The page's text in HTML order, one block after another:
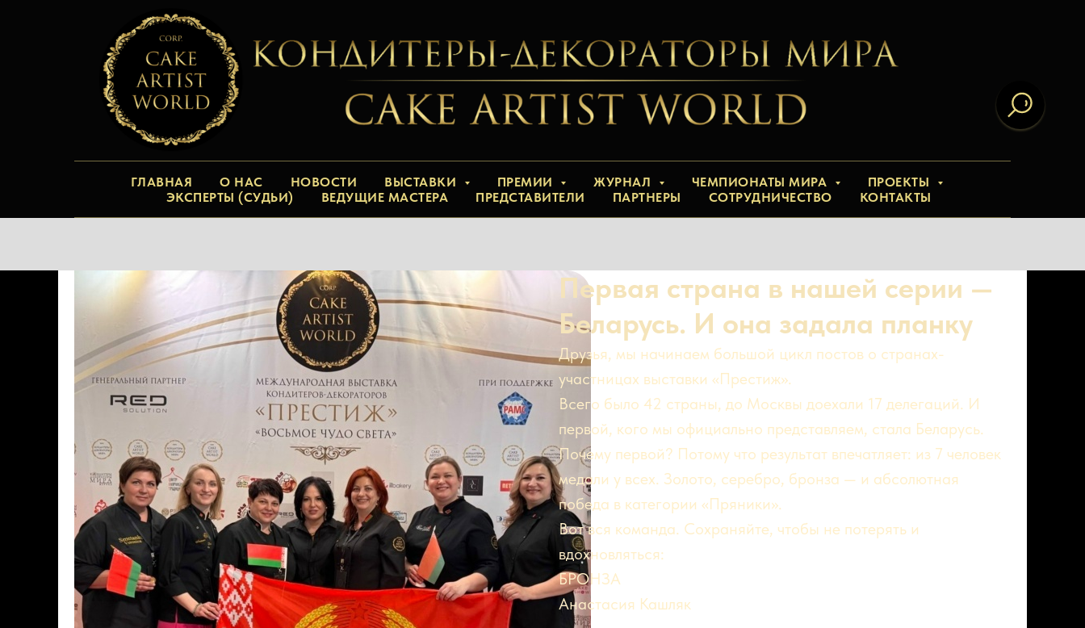
ГЛАВНАЯ О НАС НОВОСТИ ВЫСТАВКИ ПРЕМИИ ЖУРНАЛ ЧЕМПИОНАТЫ МИРА
ПРОЕКТЫ
ЭКСПЕРТЫ (СУДЬИ)
ВЕДУЩИЕ МАСТЕРА ПРЕДСТАВИТЕЛИ ПАРТНЕРЫ СОТРУДНИЧЕСТВО КОНТАКТЫ
Первая страна в нашей серии —
Беларусь. И она задала планку
Друзья, мы начинаем большой цикл постов о странах-
участницах выставки «Престиж».
Всего было 42 страны, до Москвы доехали 17 делегаций. И
первой, кого мы официально представляем, стала Беларусь.
Почему первой? Потому что результат впечатляет: из 7 человек
медали у всех. Золото, серебро, бронза — и абсолютная
победа в категории «Пряники».
Вот вся команда. Сохраняйте, чтобы не потерять и
вдохновляться:
БРОНЗА
Анастасия Кашляк